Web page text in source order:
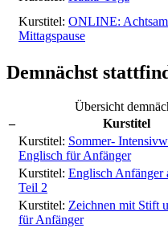
Kurstitel: ONLINE:
Mittagspause
Demnächst
Übersicht
–
Kurstitel
Kurstitel: Sommer-
Englisch für Anfänger
Kurstitel: Englisch Anfänger
Teil 2
Kurstitel: Zeichnen mit Stift
für Anfänger